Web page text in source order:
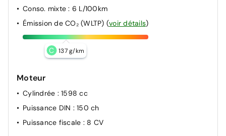
Conso. mixte: 6 L/100km
Émission de CO₂ (WLTP) (voir détails)
C 137 g/km
Moteur
Cylindrée : 1598 cc
Puissance DIN : 150 ch
Puissance fiscale : 8 CV